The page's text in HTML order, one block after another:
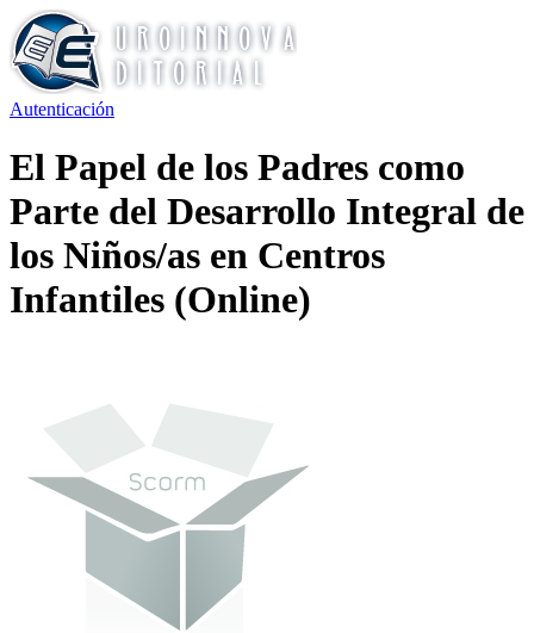
Autenticación
El Papel de los Padres como
Parte del Desarrollo Integral de
los Niños/as en Centros
Infantiles (Online)